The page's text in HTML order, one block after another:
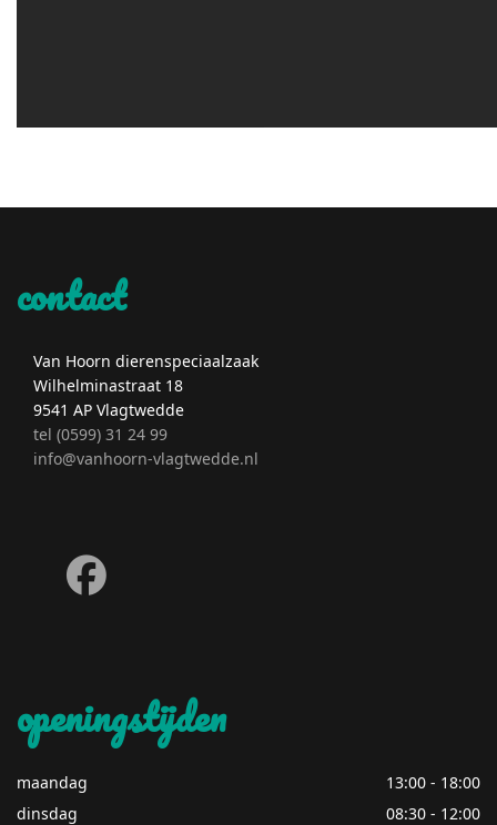
contact
Van Hoorn dierenspeciaalzaak
Wilhelminastraat 18
9541 AP Vlagtwedde
tel (0599) 31 24 99
info@vanhoorn-vlagtwedde.nl
facebook
openingstijden
maandag
13:00 - 18:00
dinsdag
08:30 - 12:00